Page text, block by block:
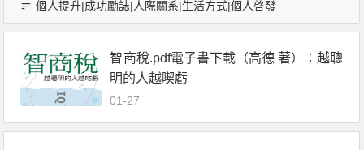
個人提升|成功勵誌|人際關系|生活方式|個人啓發
智商稅.pdf電子書下載（高德 著）：越聰
明的人越喫虧
01-27